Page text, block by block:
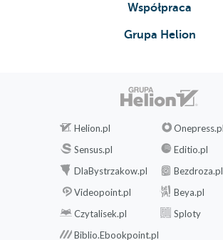
Współpraca
Grupa Helion
Helion.pl
Onepress.pl
Sensus.pl
Editio.pl
DlaBystrzakow.pl
Bezdroza.pl
Videopoint.pl
Beya.pl
Czytalisek.pl
Sploty
Biblio.Ebookpoint.pl